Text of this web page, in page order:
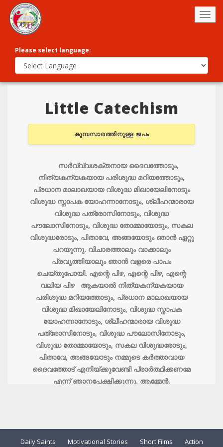
Please select language:
Little Catechism
കുമ്പസാരത്തിനുള്ള ജപം
സര്‍വ്വ്വശക്തനായ ദൈവത്തോടും,
നിത്യകന്യകയായ പരിശുദ്ധ മറിയത്തോടും,
പ്രധാന മാലാഖയായ വിശുദ്ധ മിഖായേലിനോടും
വിശുദ്ധ സ്നാപക യോഹന്നാനോടും, ശ്ലീഹന്മാരായ
വിശുദ്ധ പത്രോസിനോടും, വിശുദ്ധ
പൗലോസിനോടും, വിശുദ്ധ തോമ്മായോടും, സകല
വിശുദ്ധരോടും, പിതാവേ, അങ്ങയോടും ഞാന്‍ ഏറ്റു
പറയുന്നു. വിചാരത്താലും വാക്കാലും
പ്രവൃത്തിയാലും ഞാന്‍ വളരെ പാപം
ചെയ്തുപോയി. എന്റെ പിഴ, എന്റെ പിഴ, എന്റെ
വലിയ പിഴ ആകയാല്‍ നിത്യകന്യകയായ
പരിശുദ്ധ മറിയത്തോടും, പ്രധാന മാലാഖയായ
വിശുദ്ധ മിഖായേലിനോടും, വിശുദ്ധ സ്നാപക
യോഹന്നാനോടും, ശ്ലീഹന്മാരായ വിശുദ്ധ
പത്രോസിനോടും, വിശുദ്ധ പൗലോസിനോടും,
വിശുദ്ധ തോമ്മായോടും, സകല വിശുദ്ധരോടും,
പിതാവേ, അങ്ങയോടും നമ്മുടെ കര്‍ത്താവായ
ദൈവത്തോട് എനിയ്ക്കുവേണ്ടി പ്രാര്‍ത്ഥിക്കണമേ
എന്ന് ഞാനപേക്ഷിക്കുന്നു. ആമ്മേന്‍.
Daily Saints Motivational Stories Short Films Action